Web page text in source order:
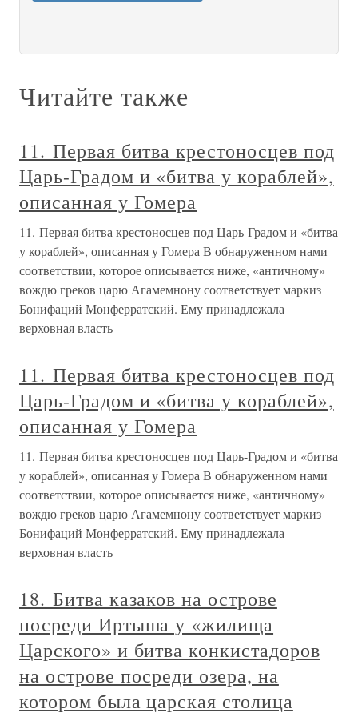
Читайте также
11. Первая битва крестоносцев под
Царь-Градом и «битва у кораблей»,
описанная у Гомера
11. Первая битва крестоносцев под Царь-Градом и «битва
у кораблей», описанная у Гомера В обнаруженном нами
соответствии, которое описывается ниже, «античному»
вождю греков царю Агамемнону соответствует маркиз
Бонифаций Монферратский. Ему принадлежала
верховная власть
11. Первая битва крестоносцев под
Царь-Градом и «битва у кораблей»,
описанная у Гомера
11. Первая битва крестоносцев под Царь-Градом и «битва
у кораблей», описанная у Гомера В обнаруженном нами
соответствии, которое описывается ниже, «античному»
вождю греков царю Агамемнону соответствует маркиз
Бонифаций Монферратский. Ему принадлежала
верховная власть
18. Битва казаков на острове
посреди Иртыша у «жилища
Царского» и битва конкистадоров
на острове посреди озера, на
котором была царская столица